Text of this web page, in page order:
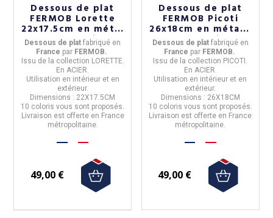
Dessous de plat
FERMOB Lorette
22x17.5cm en métal
- 10 coloris
Dessous de platfabriqué en
France par FERMOB.
Issu de la collection LORETTE.
En ACIER
Utilisation en intérieur et en
extérieur.
Dimensions : 22X17.5CM
10 coloris vous sont proposés.
Livraison est offerte en France
métropolitaine.
49,00 €
Dessous de plat
FERMOB Picoti
26x18cm en métal -
10 coloris
Dessous de plat fabriqué en
France par FERMOB.
Issu de la collection PICOTI.
En ACIER
Utilisation en intérieur et en
extérieur.
Dimensions : 26X18CM
10 coloris vous sont proposés.
Livraison est offerte en France
métropolitaine.
49,00 €